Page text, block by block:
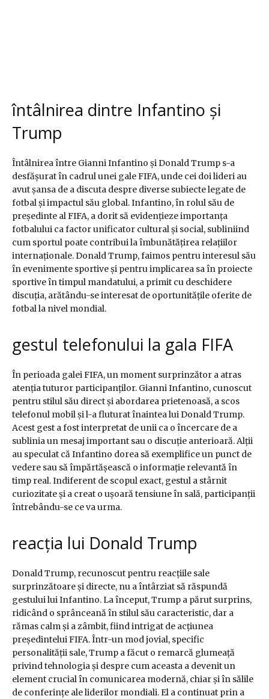
întâlnirea dintre Infantino și
Trump
Întâlnirea între Gianni Infantino și Donald Trump s-a
desfășurat în cadrul unei gale FIFA, unde cei doi lideri au
avut șansa de a discuta despre diverse subiecte legate de
fotbal și impactul său global. Infantino, în rolul său de
președinte al FIFA, a dorit să evidențieze importanța
fotbalului ca factor unificator cultural și social, subliniind
cum sportul poate contribui la îmbunătățirea relațiilor
internaționale. Donald Trump, faimos pentru interesul său
în evenimente sportive și pentru implicarea sa în proiecte
sportive în timpul mandatului, a primit cu deschidere
discuția, arătându-se interesat de oportunitățile oferite de
fotbal la nivel mondial.
gestul telefonului la gala FIFA
În perioada galei FIFA, un moment surprinzător a atras
atenția tuturor participanților. Gianni Infantino, cunoscut
pentru stilul său direct și abordarea prietenoasă, a scos
telefonul mobil și l-a fluturat înaintea lui Donald Trump.
Acest gest a fost interpretat de unii ca o încercare de a
sublinia un mesaj important sau o discuție anterioară. Alții
au speculat că Infantino dorea să exemplifice un punct de
vedere sau să împărtășească o informație relevantă în
timp real. Indiferent de scopul exact, gestul a stârnit
curiozitate și a creat o ușoară tensiune în sală, participanții
întrebându-se ce va urma.
reacția lui Donald Trump
Donald Trump, recunoscut pentru reacțiile sale
surprinzătoare și directe, nu a întârziat să răspundă
gestului lui Infantino. La început, Trump a părut surprins,
ridicând o sprânceană în stilul său caracteristic, dar a
rămas calm și a zâmbit, fiind intrigat de acțiunea
președintelui FIFA. Într-un mod jovial, specific
personalității sale, Trump a făcut o remarcă glumeață
privind tehnologia și despre cum aceasta a devenit un
element crucial în comunicarea modernă, chiar și în sălile
de conferințe ale liderilor mondiali. El a continuat prin a